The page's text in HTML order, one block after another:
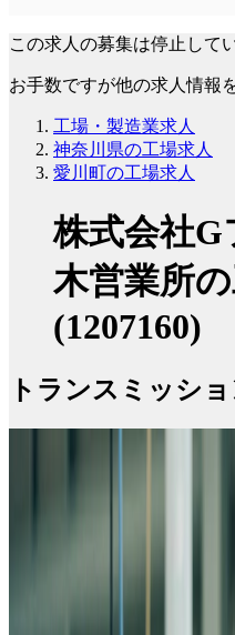
この求人の募集は停止して
お手数ですが他の求人情報
工場・製造業求人
神奈川県の工場求人
愛川町の工場求人
株式会社
木営業所
(1207160)
トランスミッシ